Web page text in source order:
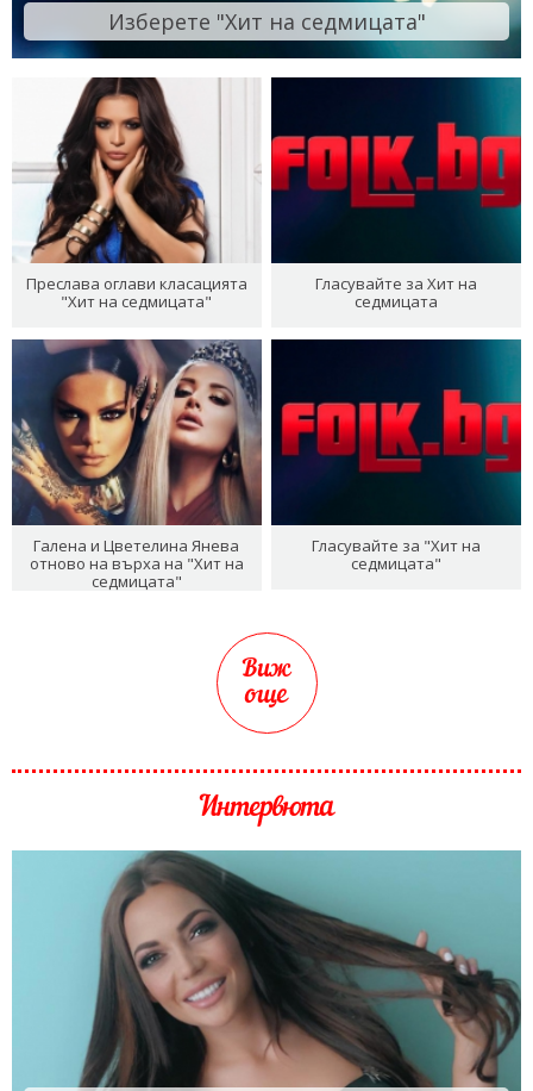
Изберете "Хит на седмицата"
Преслава оглави класацията
"Хит на седмицата"
Гласувайте за Хит на
седмицата
Галена и Цветелина Янева
отново на върха на "Хит на
седмицата"
Гласувайте за "Хит на
седмицата"
Виж
още
Интервюта